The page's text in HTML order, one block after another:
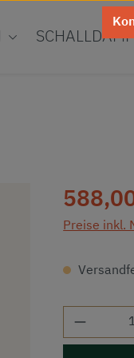
Regulärer
Preise inkl.